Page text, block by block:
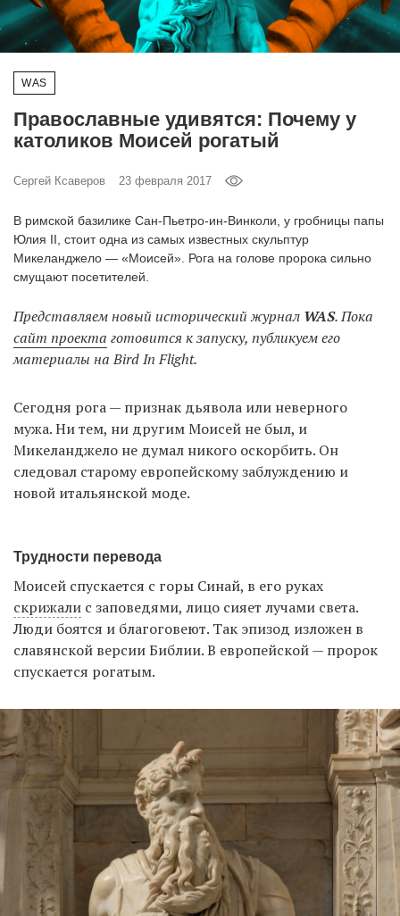
WAS
Православные удивятся: Почему у
католиков Моисей рогатый
Сергей Ксаверов 23 февраля 2017
В римской базилике Сан-Пьетро-ин-Винколи, у гробницы папы
Юлия II, стоит одна из самых известных скульптур
Микеланджело — «Моисей». Рога на голове пророка сильно
смущают посетителей.
Представляем новый исторический журнал WAS. Пока
сайт проекта готовится к запуску, публикуем его
материалы на Bird In Flight.
Сегодня рога — признак дьявола или неверного
мужа. Ни тем, ни другим Моисей не был, и
Микеланджело не думал никого оскорбить. Он
следовал старому европейскому заблуждению и
новой итальянской моде.
Трудности перевода
Моисей спускается с горы Синай, в его руках
скрижали с заповедями, лицо сияет лучами света.
Люди боятся и благоговеют. Так эпизод изложен в
славянской версии Библии. В европейской — пророк
спускается рогатым.